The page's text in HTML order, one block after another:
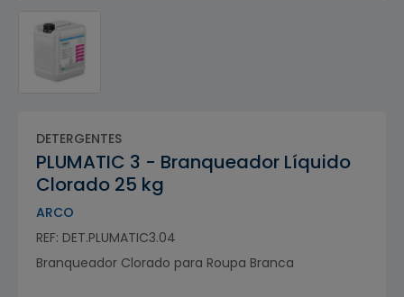
DETERGENTES
PLUMATIC 3 - Branqueador Líquido
Clorado 25 kg
ARCO
REF: DET.PLUMATIC3.04
Branqueador Clorado para Roupa Branca